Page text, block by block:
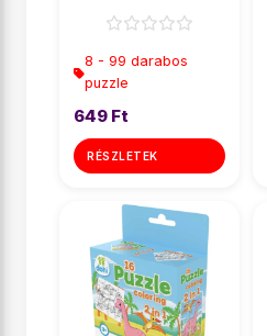
8 - 99 darabos
puzzle
649 Ft
RÉSZLETEK